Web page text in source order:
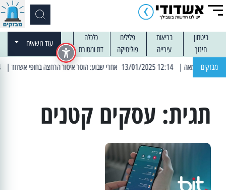
ביטחון בריאות פלילים
כלכלה
חינוך
עירייה פוליטיקה דת ומסורת
עוד נושאים
מבזקים | 12:14 13/01/2025 אחרי שבוע: הוסר איסור הרחצה בחופי אשדוד | 13:04 14/01/2025 עובדים בלילות: עבודות קרצוף וריבוד אספלט
תגית: עסקים קטנים